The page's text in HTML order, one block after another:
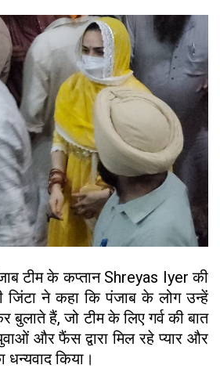
टीम के कप्तान Shreyas Iyer की
जिंटा ने कहा कि पंजाब के लोग उन्हें
बुलाते हैं, जो टीम के लिए गर्व की बात
और फैंस द्वारा मिल रहे प्यार और
किया।